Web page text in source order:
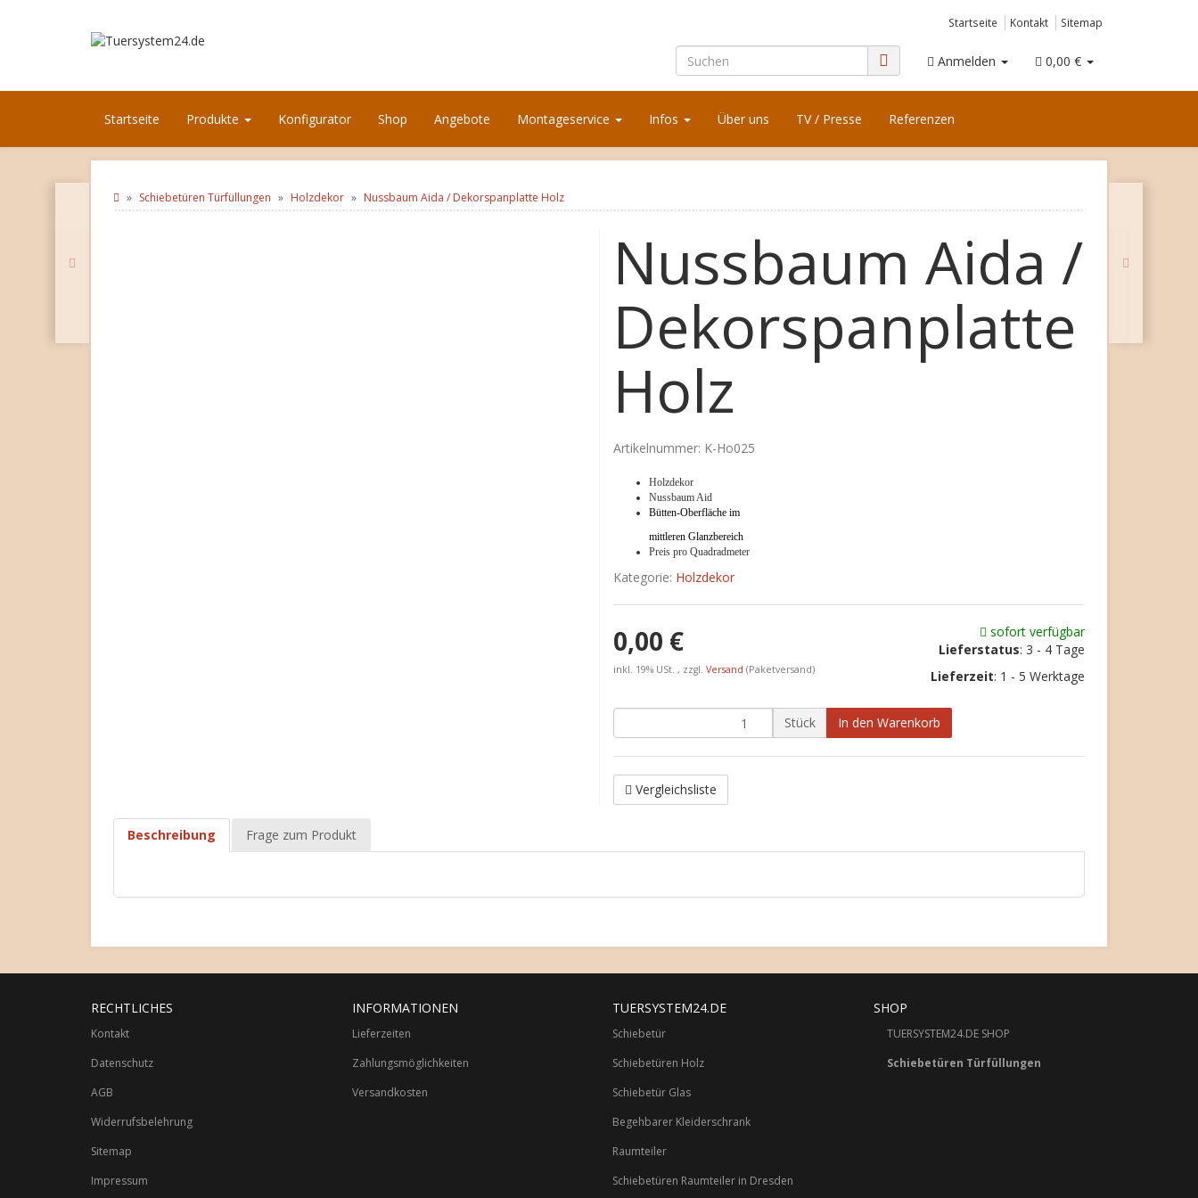
Startseite Kontakt Sitemap
Anmelden 0,00 €
Startseite Produkte Konfigurator Shop Angebote Montageservice Infos Über uns TV / Presse Referenzen
Schiebetüren Türfüllungen Holzdekor Nussbaum Aida / Dekorspanplatte Holz
Nussbaum Aida /
Dekorspanplatte
Holz
Artikelnummer: K-Ho025
Holzdekor
Nussbaum Aid
Bütten-Oberfläche im
mittleren Glanzbereich
Preis pro Quadradmeter
Kategorie: Holzdekor
0,00 €
inkl. 19% USt. , zzgl. Versand (Paketversand)
sofort verfügbar
Lieferstatus: 3 - 4 Tage
Lieferzeit: 1 - 5 Werktage
Stück In den Warenkorb
Vergleichsliste
Beschreibung Frage zum Produkt
RECHTLICHES
Kontakt
Datenschutz
AGB
Widerrufsbelehrung
Sitemap
Impressum
INFORMATIONEN
Lieferzeiten
Zahlungsmöglichkeiten
Versandkosten
TUERSYSTEM24.DE
Schiebetür
Schiebetüren Holz
Schiebetür Glas
Begehbarer Kleiderschrank
Raumteiler
Schiebetüren Raumteiler in Dresden
SHOP
TUERSYSTEM24.DE SHOP
Schiebetüren Türfüllungen